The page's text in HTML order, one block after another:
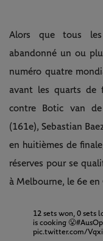
Alors que tous
abandonné un ou
numéro quatre
avant les quarts de
contre Botic van
(161e), Sebastian
en huitièmes de
réserves pour se
à Melbourne, le 6e en
12 sets won, 0 sets
is cooking 😤
pic.twitter.com/